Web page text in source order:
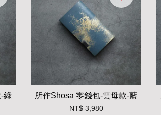
綠 所作Shosa 零錢包-雲母款-藍
NT$ 3,980